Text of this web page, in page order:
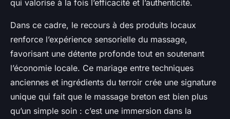
qui valorise à la fois l’efficacité et l’authenticité.
Dans ce cadre, le recours à des produits locaux
renforce l’expérience sensorielle du massage,
favorisant une détente profonde tout en soutenant
l’économie locale. Ce mariage entre techniques
anciennes et ingrédients du terroir crée une signature
unique qui fait que le massage breton est bien plus
qu’un simple soin : c’est une immersion dans la